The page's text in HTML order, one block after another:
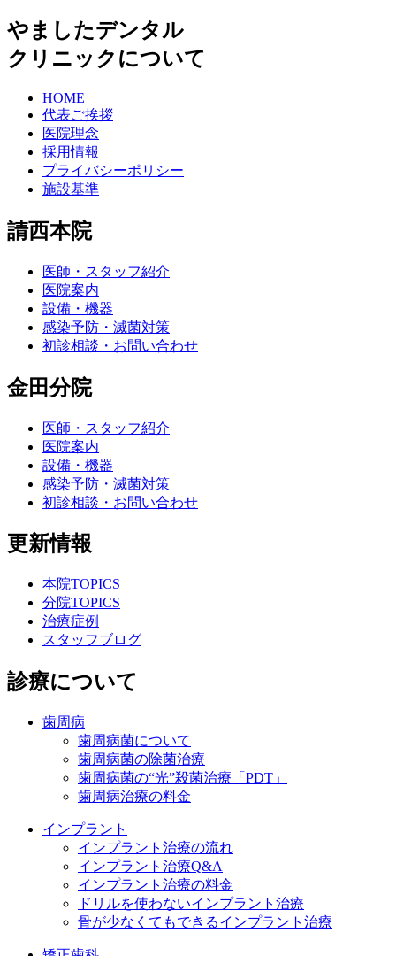
やましたデンタル
クリニックについて
HOME
代表ご挨拶
医院理念
採用情報
プライバシーポリシー
施設基準
請西本院
医師・スタッフ紹介
医院案内
設備・機器
感染予防・滅菌対策
初診相談・お問い合わせ
金田分院
医師・スタッフ紹介
医院案内
設備・機器
感染予防・滅菌対策
初診相談・お問い合わせ
更新情報
本院TOPICS
分院TOPICS
治療症例
スタッフブログ
診療について
歯周病
歯周病菌について
歯周病菌の除菌治療
歯周病菌の“光”殺菌治療「PDT」
歯周病治療の料金
インプラント
インプラント治療の流れ
インプラント治療Q&A
インプラント治療の料金
ドリルを使わないインプラント治療
骨が少なくてもできるインプラント治療